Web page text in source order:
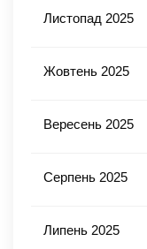
Листопад 2025
Жовтень 2025
Вересень 2025
Серпень 2025
Липень 2025